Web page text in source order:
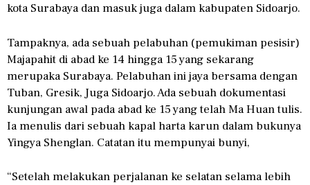
kota Surabaya dan masuk juga dalam kabupaten Sidoarjo.
Tampaknya, ada sebuah pelabuhan (pemukiman pesisir)
Majapahit di abad ke 14 hingga 15 yang sekarang
merupaka Surabaya. Pelabuhan ini jaya bersama dengan
Tuban, Gresik, Juga Sidoarjo. Ada sebuah dokumentasi
kunjungan awal pada abad ke 15 yang telah Ma Huan tulis.
Ia menulis dari sebuah kapal harta karun dalam bukunya
Yingya Shenglan. Catatan itu mempunyai bunyi,
“Setelah melakukan perjalanan ke selatan selama lebih